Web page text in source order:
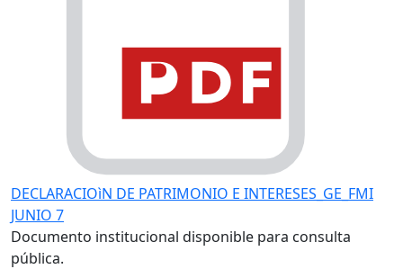
DECLARACIOìN DE PATRIMONIO E INTERESES_GE_FMI
JUNIO 7
Documento institucional disponible para consulta
pública.